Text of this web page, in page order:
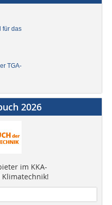
für das
TGA-
2026
im KKA-